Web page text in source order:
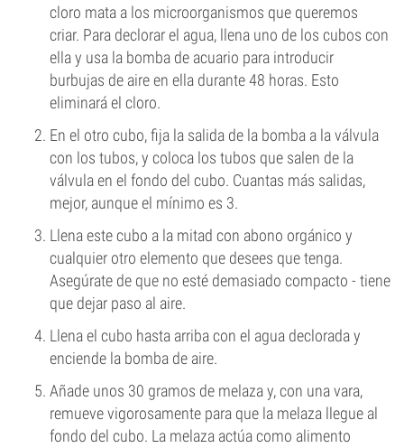
cloro mata a los microorganismos que queremos
criar. Para declorar el agua, llena uno de los cubos con
ella y usa la bomba de acuario para introducir
burbujas de aire en ella durante 48 horas. Esto
eliminará el cloro.
En el otro cubo, fija la salida de la bomba a la válvula
con los tubos, y coloca los tubos que salen de la
válvula en el fondo del cubo. Cuantas más salidas,
mejor, aunque el mínimo es 3.
Llena este cubo a la mitad con abono orgánico y
cualquier otro elemento que desees que tenga.
Asegúrate de que no esté demasiado compacto - tiene
que dejar paso al aire.
Llena el cubo hasta arriba con el agua declorada y
enciende la bomba de aire.
Añade unos 30 gramos de melaza y, con una vara,
remueve vigorosamente para que la melaza llegue al
fondo del cubo. La melaza actúa como alimento